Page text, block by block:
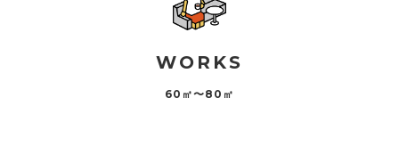
WORKS
60㎡〜80㎡